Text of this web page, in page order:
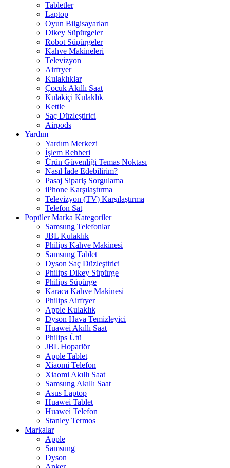
Tabletler
Laptop
Oyun Bilgisayarları
Dikey Süpürgeler
Robot Süpürgeler
Kahve Makineleri
Televizyon
Airfryer
Kulaklıklar
Çocuk Akıllı Saat
Kulakiçi Kulaklık
Kettle
Saç Düzleştirici
Airpods
Yardım
Yardım Merkezi
İşlem Rehberi
Ürün Güvenliği Temas Noktası
Nasıl İade Edebilirim?
Pasaj Sipariş Sorgulama
iPhone Karşılaştırma
Televizyon (TV) Karşılaştırma
Telefon Sat
Popüler Marka Kategoriler
Samsung Telefonlar
JBL Kulaklık
Philips Kahve Makinesi
Samsung Tablet
Dyson Saç Düzleştirici
Philips Dikey Süpürge
Philips Süpürge
Karaca Kahve Makinesi
Philips Airfryer
Apple Kulaklık
Dyson Hava Temizleyici
Huawei Akıllı Saat
Philips Ütü
JBL Hoparlör
Apple Tablet
Xiaomi Telefon
Xiaomi Akıllı Saat
Samsung Akıllı Saat
Asus Laptop
Huawei Tablet
Huawei Telefon
Stanley Termos
Markalar
Apple
Samsung
Dyson